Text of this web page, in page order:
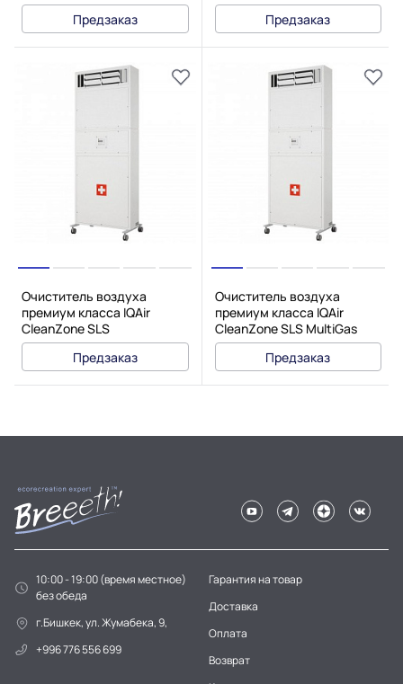
Предзаказ
Предзаказ
Очиститель воздуха
премиум класса IQAir
CleanZone SLS
Предзаказ
Очиститель воздуха
премиум класса IQAir
CleanZone SLS MultiGas
Предзаказ
10:00 - 19:00 (время местное)
без обеда
г.Бишкек, ул. Жумабека, 9,
+996 776 556 699
Гарантия на товар
Доставка
Оплата
Возврат